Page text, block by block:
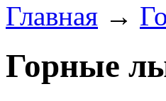
Главная →
Горные